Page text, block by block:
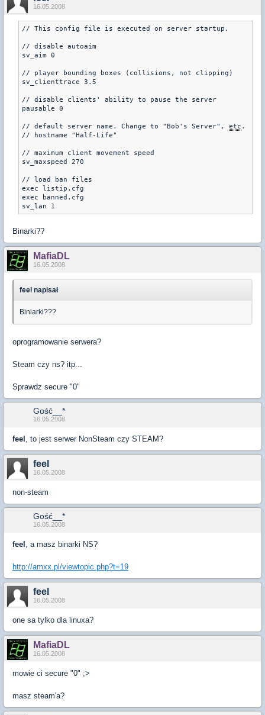
16.05.2008
// This config file is executed on server startup.
// disable autoaim
sv_aim 0
// player bounding boxes (collisions, not clipping)
sv_clienttrace 3.5
// disable clients' ability to pause the server
pausable 0
// default server name. Change to "Bob's Server", etc .
// hostname "Half-Life"
// maximum client movement speed
sv_maxspeed 270
// load ban files
exec listip.cfg
exec banned.cfg
Binarki??
MafiaDL
16.05.2008
feel napisał
Biniarki???
oprogramowanie serwera?
Steam czy ns? itp...
Sprawdz secure "0"
Gość__*
16.05.2008
feel , to jest serwer NonSteam czy STEAM?
feel
16.05.2008
non-steam
Gość__*
16.05.2008
feel , a masz binarki NS?
http://amxx.pl/viewtopic.php?t=19
feel
16.05.2008
one sa tylko dla linuxa?
MafiaDL
16.05.2008
mowie ci secure "0" ;>
masz steam'a?